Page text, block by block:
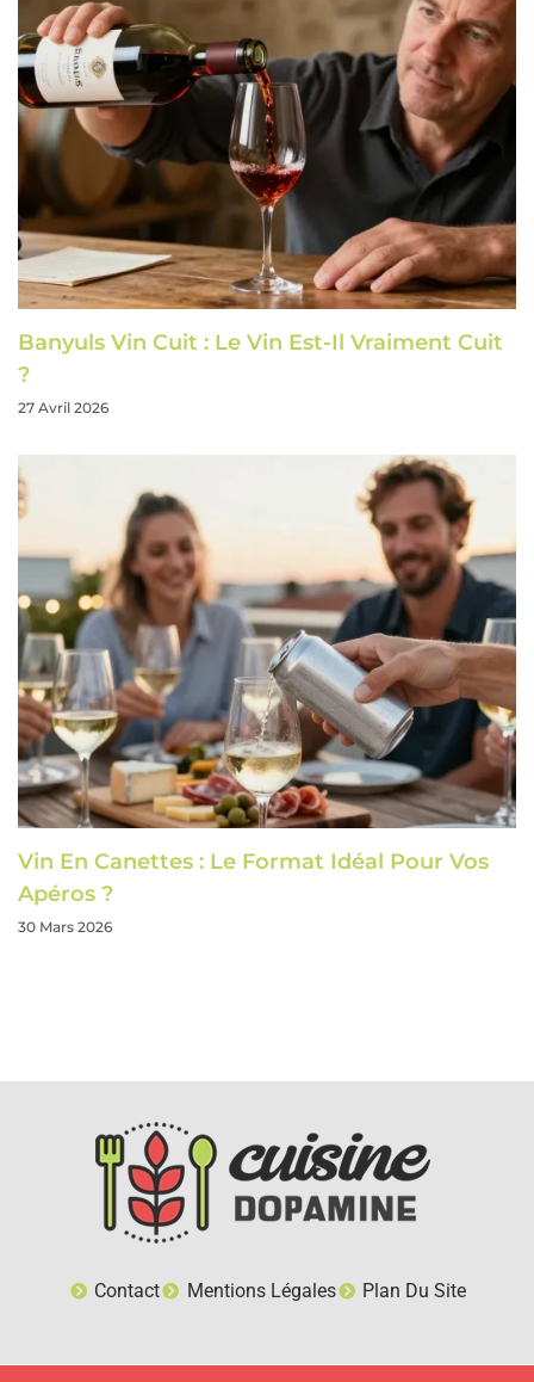
Banyuls Vin Cuit : Le Vin Est-Il Vraiment Cuit
?
27 Avril 2026
Vin En Canettes : Le Format Idéal Pour Vos
Apéros ?
30 Mars 2026
Contact Mentions Légales Plan Du Site